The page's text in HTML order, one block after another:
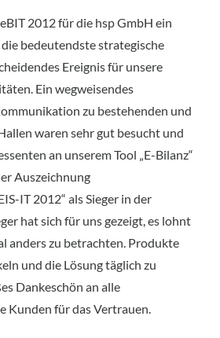
2012 für die hsp GmbH ein
bedeutendste strategische
Ereignis für unsere
Ein wegweisendes
zu bestehenden und
waren sehr gut besucht und
an unserem Tool „E-Bilanz“
Auszeichnung
IT 2012“ als Sieger in der
hat sich für uns gezeigt, es lohnt
anders zu betrachten. Produkte
und die Lösung täglich zu
Dankeschön an alle
Kunden für das Vertrauen.